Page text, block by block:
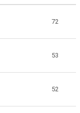
72
53
52